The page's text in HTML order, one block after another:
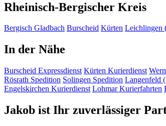
Rheinisch-Bergischer Kreis
Bergisch Gladbach Burscheid Kürten Leichlingen
In der Nähe
Burscheid Expressdienst Kürten Kurierdienst
Rösrath Spedition Solingen Spedition Langenfeld
Engelskirchen Kurierdienst LohmarKurierfahrten
Jakob ist Ihr zuverlässiger